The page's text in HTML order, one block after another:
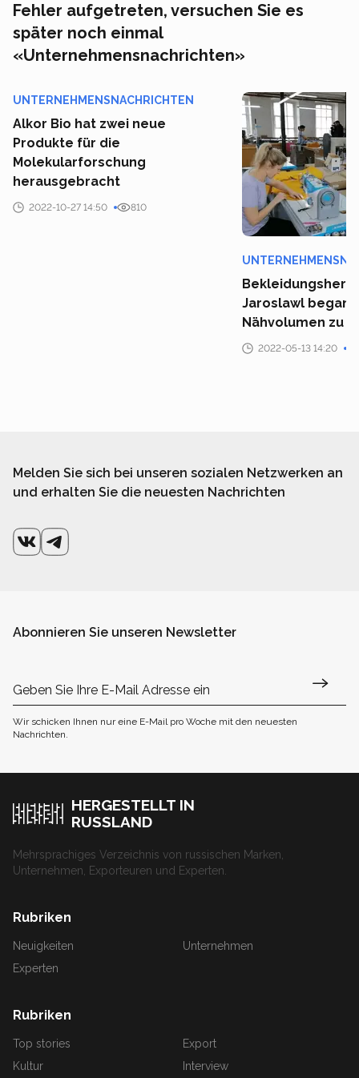
Fehler aufgetreten, versuchen Sie es
später noch einmal
«Unternehmensnachrichten»
UNTERNEHMENSNACHRICHTEN
Alkor Bio hat zwei neue
Produkte für die
Molekularforschung
herausgebracht
2022-10-27 14:50 810
Jaroslawl
Nähvolumen zu
2022-05-13 14:20
Melden Sie sich bei unseren sozialen Netzwerken an
und erhalten Sie die neuesten Nachrichten
Abonnieren Sie unseren Newsletter
Wir schicken Ihnen nur eine E-Mail pro Woche mit den neuesten
Nachrichten.
HERGESTELLT IN
RUSSLAND
Mehrsprachiges Verzeichnis von russischen Marken,
Unternehmen, Exporteuren und Experten.
Rubriken
Neuigkeiten
Unternehmen
Experten
Rubriken
Top stories
Export
Kultur
Interview